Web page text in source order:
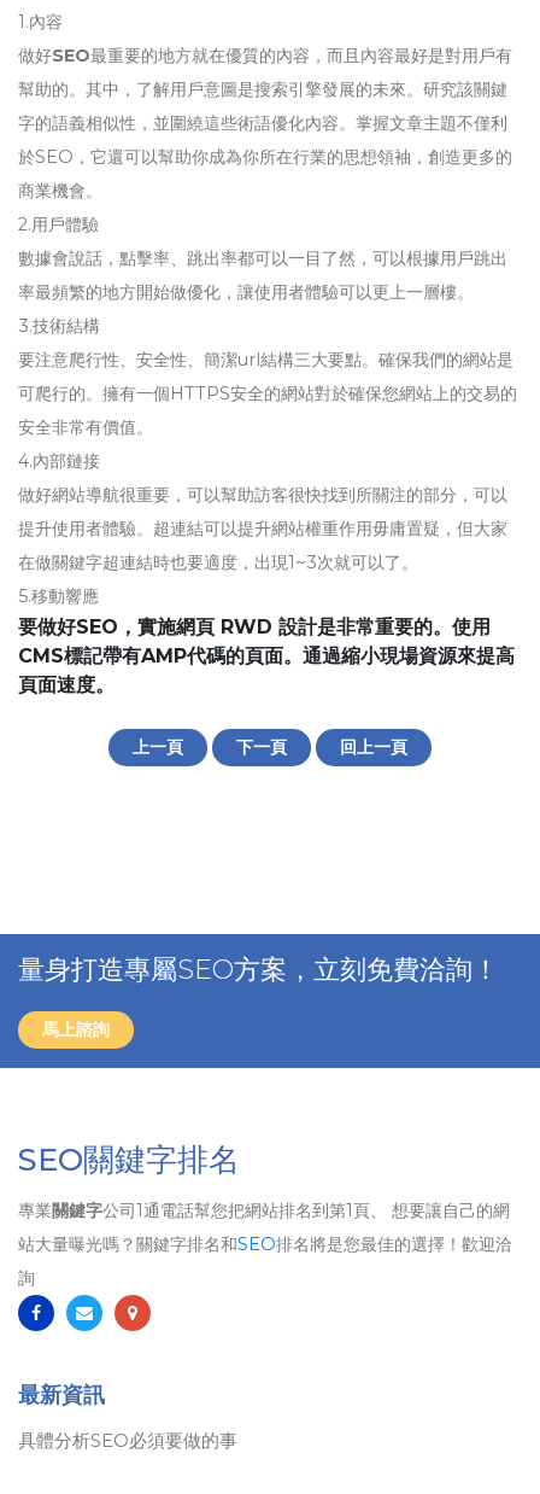
1.內容
做好SEO最重要的地方就在優質的內容，而且內容最好是對用戶有
幫助的。其中，了解用戶意圖是搜索引擎發展的未來。研究該關鍵
字的語義相似性，並圍繞這些術語優化內容。掌握文章主題不僅利
於SEO，它還可以幫助你成為你所在行業的思想領袖，創造更多的
商業機會。
2.用戶體驗
數據會說話，點擊率、跳出率都可以一目了然，可以根據用戶跳出
率最頻繁的地方開始做優化，讓使用者體驗可以更上一層樓。
3.技術結構
要注意爬行性、安全性、簡潔url結構三大要點。確保我們的網站是
可爬行的。擁有一個HTTPS安全的網站對於確保您網站上的交易的
安全非常有價值。
4.內部鏈接
做好網站​​導航很重要，可以幫助訪客很快找到所關注的部分，可以
提升使用者體驗。超連結可以提升網站權重作用毋庸置疑，但大家
在做關鍵字超連結時也要適度，出現1~3次就可以了。
5.移動響應
要做好SEO，實施網頁 RWD 設計是非常重要的。使用
CMS標記帶有AMP代碼的頁面。通過縮小現場資源來提高
頁面速度。
上一頁 下一頁 回上一頁
量身打造專屬SEO方案，立刻免費洽詢！
馬上諮詢
SEO關鍵字排名
專業關鍵字公司1通電話幫您把網站排名到第1頁、 想要讓自己的網
站大量曝光嗎？關鍵字排名和SEO排名將是您最佳的選擇！歡迎洽
詢
最新資訊
具體分析SEO必須要做的事